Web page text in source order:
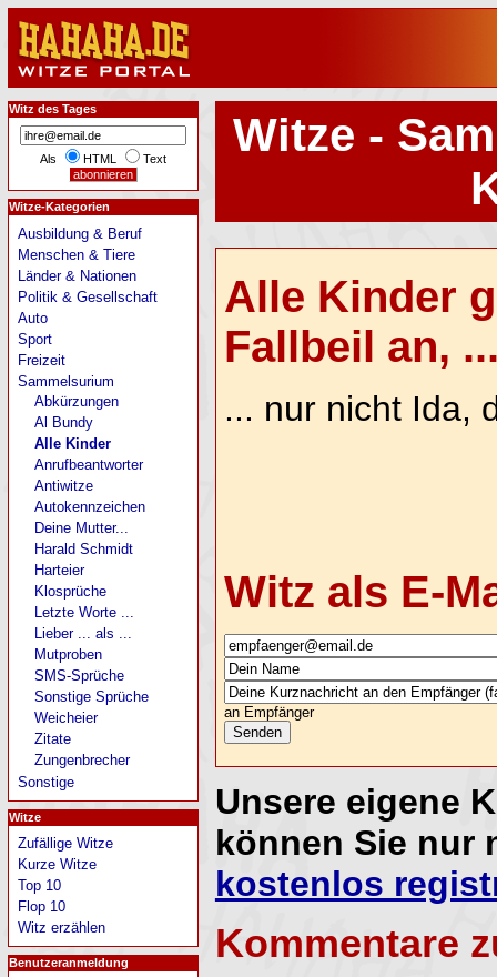
Witze -
Alle Kinder
Fallbeil an,
... nur nicht Ida,
Witz als E-
an Empfänger
Unsere eigene
können Sie nur
kostenlos
Kommentare
Witz des Tages
Als HTML Text
Witze-Kategorien
Ausbildung & Beruf
Menschen & Tiere
Länder & Nationen
Politik & Gesellschaft
Auto
Sport
Freizeit
Sammelsurium
Abkürzungen
Al Bundy
Alle Kinder
Anrufbeantworter
Antiwitze
Autokennzeichen
Deine Mutter...
Harald Schmidt
Harteier
Klosprüche
Letzte Worte ...
Lieber ... als ...
Mutproben
SMS-Sprüche
Sonstige Sprüche
Weicheier
Zitate
Zungenbrecher
Sonstige
Witze
Zufällige Witze
Kurze Witze
Top 10
Flop 10
Witz erzählen
Benutzeranmeldung